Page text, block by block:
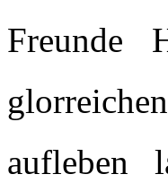
Freunde
aufleben